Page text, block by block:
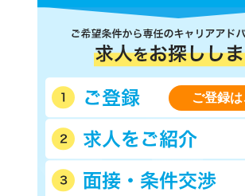
ご登録は